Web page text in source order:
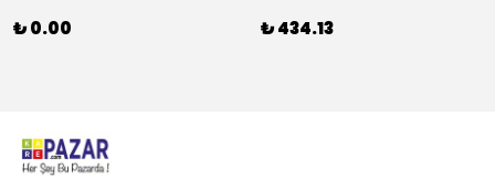
₺ 0.00 ₺ 434.13